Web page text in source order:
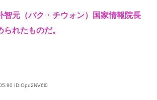
智元（パク・チウォン）国家情報院長
れたものだ。
ID:Opu2NV6l0